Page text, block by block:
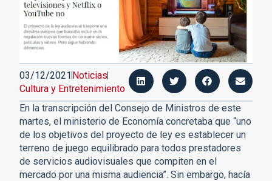
03/12/2021 Noticias
Cultura y Entretenimiento
En la transcripción del Consejo de Ministros de este
martes, el ministerio de Economía concretaba que “uno
de los objetivos del proyecto de ley es establecer un
terreno de juego equilibrado para todos prestadores
de servicios audiovisuales que compiten en el
mercado por una misma audiencia”. Sin embargo, hacía